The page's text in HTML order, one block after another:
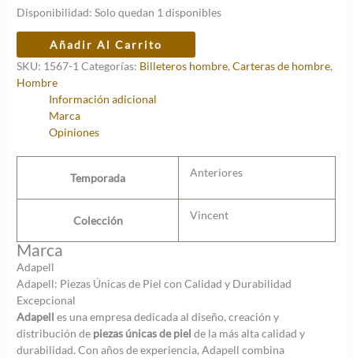
Disponibilidad: Solo quedan 1 disponibles
Billetero
cab.
Vincent-
rfid
cantidad
Añadir Al Carrito
SKU: 1567-1 Categorías: Billeteros hombre,Carteras de hombre,
Hombre
Información adicional
Marca
Opiniones
Temporada Anteriores
Colección Vincent
Marca
Adapell
Adapell: Piezas Únicas de Piel con Calidad y Durabilidad
Excepcional
Adapell es una empresa dedicada al diseño, creación y
distribución de piezas únicas de piel de la más alta calidad y
durabilidad. Con años de experiencia, Adapell combina